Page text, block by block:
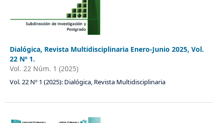
Dialógica, Revista Multidisciplinaria Enero-Junio 2025, Vol.
22 Nº 1.
Vol. 22 Núm. 1 (2025)
Vol. 22 Nº 1 (2025): Dialógica, Revista Multidisciplinaria